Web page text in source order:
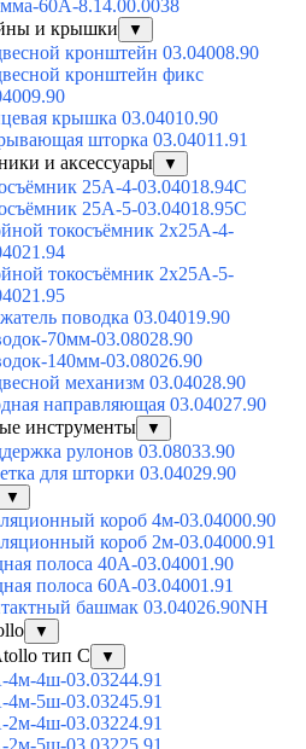
60А-8.14.00.0038
и крышки
▼
кронштейн 03.04008.90
кронштейн фикс
крышка 03.04010.90
шторка 03.04011.91
и аксессуары
▼
25А-4-03.04018.94C
25А-5-03.04018.95C
токосъёмник 2х25А-4-
токосъёмник 2х25А-5-
поводка 03.04019.90
70мм-03.08028.90
140мм-03.08026.90
механизм 03.04028.90
направляющая 03.04027.90
инструменты
▼
рулонов 03.08033.90
для шторки 03.04029.90
▼
короб 4м-03.04000.90
короб 2м-03.04000.91
полоса 40А-03.04001.90
полоса 60А-03.04001.91
башмак 03.04026.90NH
▼
тип С ▼
4м-4ш-03.03244.91
4м-5ш-03.03245.91
2м-4ш-03.03224.91